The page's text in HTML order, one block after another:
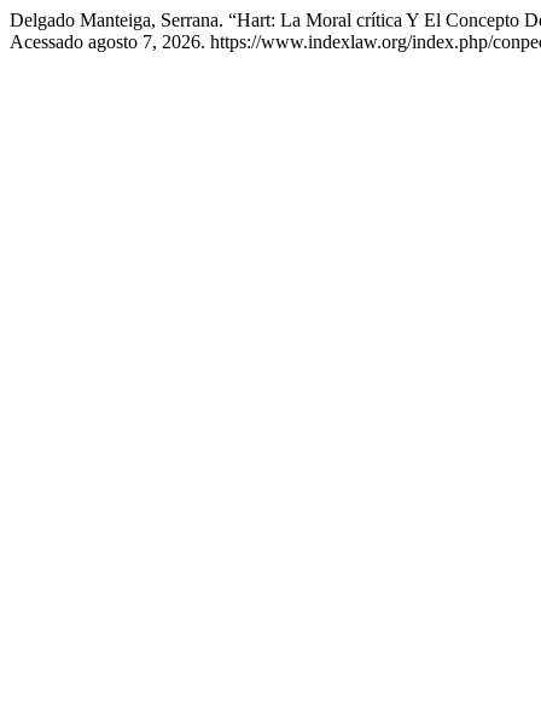
Delgado Manteiga, Serrana. “Hart: La Moral crítica Y El Concepto
Acessado agosto 7, 2026. https://www.indexlaw.org/index.php/